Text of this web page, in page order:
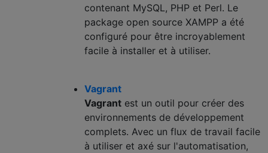
contenant MySQL, PHP et Perl. Le
package open source XAMPP a été
configuré pour être incroyablement
facile à installer et à utiliser.
Vagrant
Vagrant est un outil pour créer des
environnements de développement
complets. Avec un flux de travail facile
à utiliser et axé sur l'automatisation,